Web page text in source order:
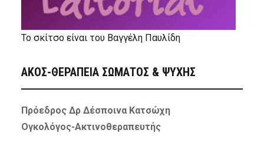
Το σκίτσο είναι του Βαγγέλη Παυλίδη
ΑΚΟΣ-ΘΕΡΑΠΕΙΑ ΣΩΜΑΤΟΣ & ΨΥΧΗΣ
Πρόεδρος Δρ Δέσποινα Κατσώχη
Ογκολόγος-Ακτινοθεραπευτής